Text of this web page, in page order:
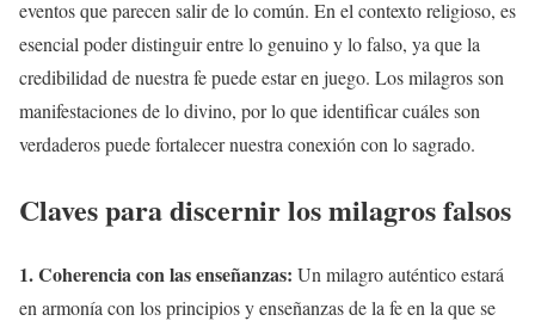
eventos que parecen salir de lo común. En el contexto religioso, es
esencial poder distinguir entre lo genuino y lo falso, ya que la
credibilidad de nuestra fe puede estar en juego. Los milagros son
manifestaciones de lo divino, por lo que identificar cuáles son
verdaderos puede fortalecer nuestra conexión con lo sagrado.
Claves para discernir los milagros falsos
1. Coherencia con las enseñanzas: Un milagro auténtico estará
en armonía con los principios y enseñanzas de la fe en la que se